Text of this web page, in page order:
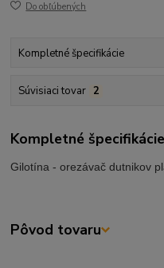
Do obľúbených
Kompletné špecifikácie
Súvisiaci tovar 2
Kompletné špecifikácie
Gilotína - orezávač dutnikov
Pôvod tovaru